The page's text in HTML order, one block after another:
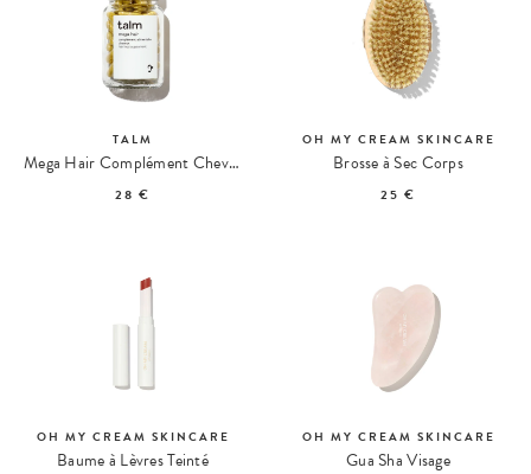
TALM
Mega Hair Complément Cheveux Post-Partum
28 €
OH MY CREAM SKINCARE
Brosse à Sec Corps
25 €
OH MY CREAM SKINCARE
Baume à Lèvres Teinté
OH MY CREAM SKINCARE
Gua Sha Visage